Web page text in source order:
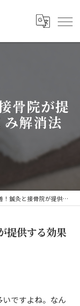
骨院が提
解消法
接骨院が提供する効果的なむくみ解消法
提供する効果
ですよね。なん